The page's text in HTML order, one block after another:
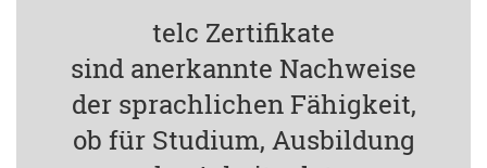
telc Zertifikate
sind anerkannte Nachweise
der sprachlichen Fähigkeit,
ob für Studium, Ausbildung